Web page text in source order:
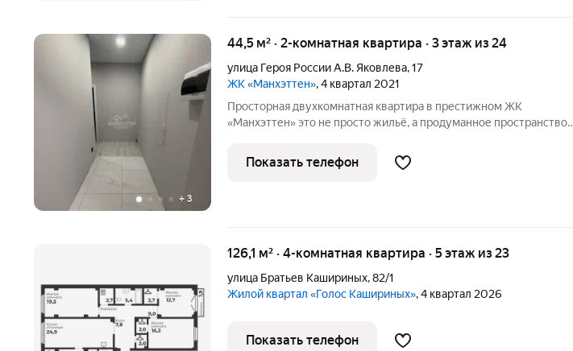
+ 3
44,5 м² · 2-комнатная квартира · 3 этаж из 24
улица Героя России А.В. Яковлева,17
ЖК «Манхэттен», 4 квартал 2021
Просторная двухкомнатная квартира в престижном ЖК
«Манхэттен» это не просто жильё, а продуманное пространство
Качественные материалы и профессиональный подход. В отделке
использованы надёжные
Показать телефон
126,1 м² · 4-комнатная квартира · 5 этаж из 23
улица Братьев Кашириных,82/1
Жилой квартал «Голос Кашириных», 4 квартал 2026
Показать телефон